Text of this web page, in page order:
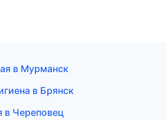
в Мурманск
в Брянск
в Череповец